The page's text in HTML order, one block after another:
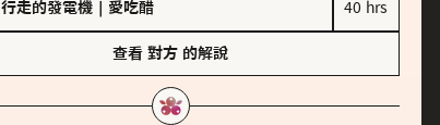
行走的發電機
愛吃醋
40 hrs
查看 對方 的解說